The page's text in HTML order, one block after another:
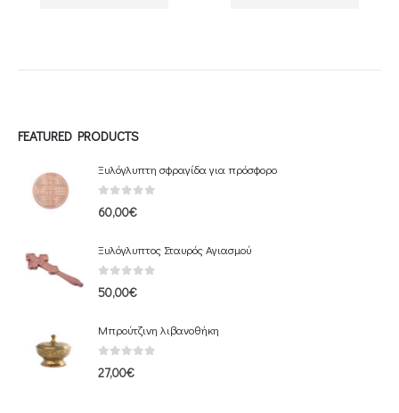
FEATURED PRODUCTS
Ξυλόγλυπτη σφραγίδα για πρόσφορο
60,00€
Ξυλόγλυπτος Σταυρός Αγιασμού
50,00€
Μπρούτζινη λιβανοθήκη
27,00€